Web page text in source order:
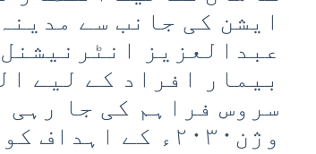
ایشن کی جانب سے
عبدالعزیز
بیمار افراد کے لیے
سروس فراہم کی جا رہی
وژن۲۰۳۰ء کے